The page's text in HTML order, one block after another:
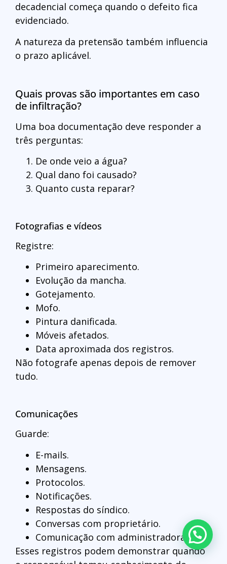
decadencial começa quando o defeito fica
evidenciado.
A natureza da pretensão também influencia
o prazo aplicável.
Quais provas são importantes em caso
de infiltração?
Uma boa documentação deve responder a
três perguntas:
De onde veio a água?
Qual dano foi causado?
Quanto custa reparar?
Fotografias e vídeos
Registre:
Primeiro aparecimento.
Evolução da mancha.
Gotejamento.
Mofo.
Pintura danificada.
Móveis afetados.
Data aproximada dos registros.
Não fotografe apenas depois de remover
tudo.
Comunicações
Guarde:
E-mails.
Mensagens.
Protocolos.
Notificações.
Respostas do síndico.
Conversas com proprietário.
Comunicação com administradora.
Esses registros podem demonstrar quando